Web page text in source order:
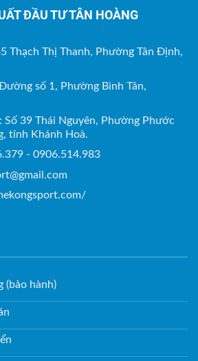
ĐẦU TƯ TÂN HOÀNG
Thạch Thị Thanh, Phường Tân Định,
số 1, Phường Bình Tân,
Số 39 Thái Nguyên, Phường Phước
tỉnh Khánh Hoà.
- 0906.514.983
(bảo hành)